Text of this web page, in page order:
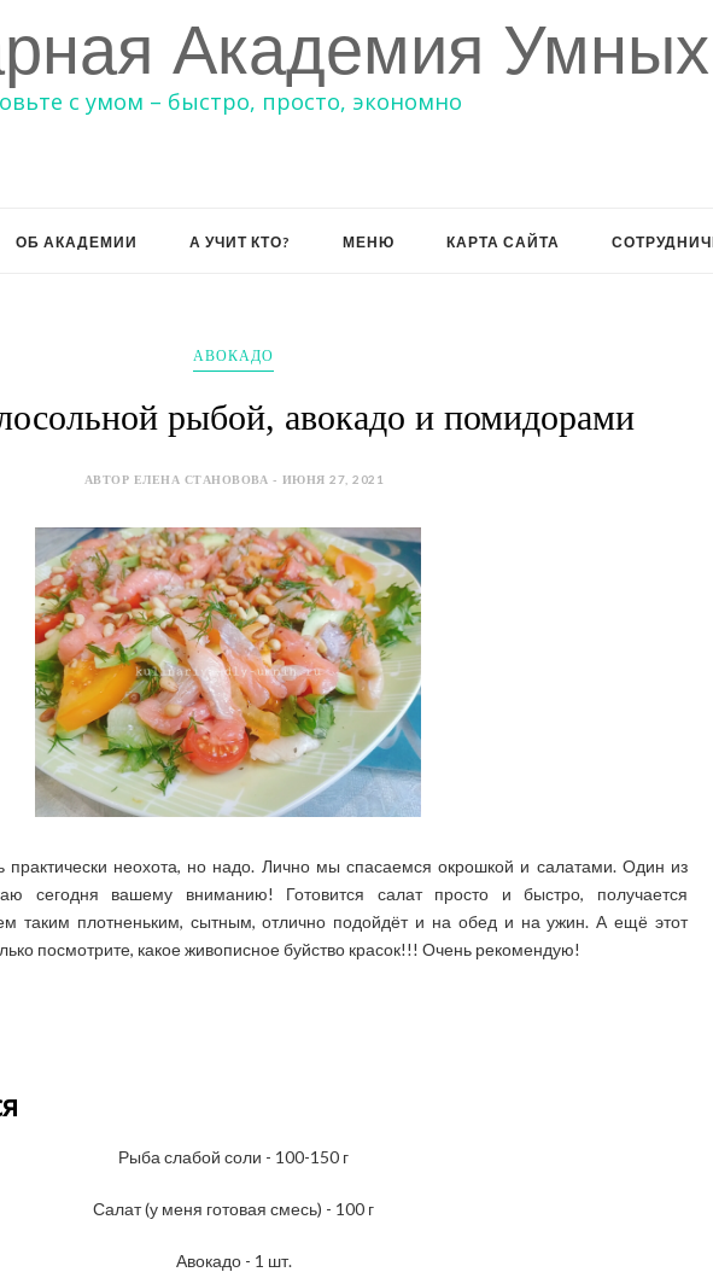
Академия
с умом – быстро, просто, экономно
ОБ АКАДЕМИИ А УЧИТ КТО? МЕНЮ КАРТА САЙТА
АВОКАДО
рыбой, авокадо и помидорами
АВТОР ЕЛЕНА СТАНОВОВА - ИЮНЯ 27, 2021
неохота, но надо. Лично мы спасаемся окрошкой и салатами. Один из
сегодня вашему вниманию! Готовится салат просто и быстро, получается
таким плотненьким, сытным, отлично подойдёт и на обед и на ужин. А ещё этот
посмотрите, какое живописное буйство красок!!! Очень рекомендую!
Рыба слабой соли - 100-150 г
Салат (у меня готовая смесь) - 100 г
Авокадо - 1 шт.